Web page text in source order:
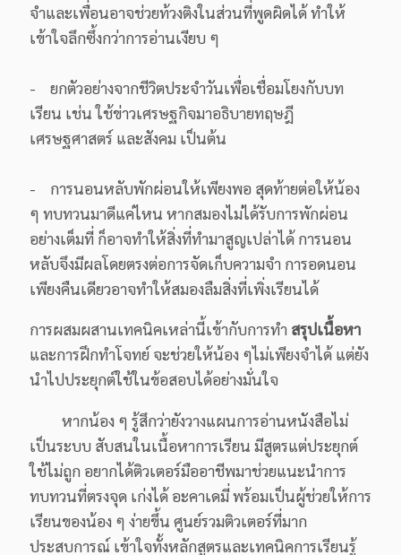
จำและเพื่อนอาจช่วยท้วงติงในส่วนที่พูดผิดได้ ทำให้
เข้าใจลึกซึ้งกว่าการอ่านเงียบ ๆ
- ยกตัวอย่างจากชีวิตประจำวันเพื่อเชื่อมโยงกับบท
เรียน เช่น ใช้ข่าวเศรษฐกิจมาอธิบายทฤษฎี
เศรษฐศาสตร์ และสังคม เป็นต้น
- การนอนหลับพักผ่อนให้เพียงพอ สุดท้ายต่อให้น้อง
ๆ ทบทวนมาดีแค่ไหน หากสมองไม่ได้รับการพักผ่อน
อย่างเต็มที่ ก็อาจทำให้สิ่งที่ทำมาสูญเปล่าได้ การนอน
หลับจึงมีผลโดยตรงต่อการจัดเก็บความจำ การอดนอน
เพียงคืนเดียวอาจทำให้สมองลืมสิ่งที่เพิ่งเรียนได้
การผสมผสานเทคนิคเหล่านี้เข้ากับการทำ สรุปเนื้อหา
และการฝึกทำโจทย์ จะช่วยให้น้อง ๆไม่เพียงจำได้ แต่ยัง
นำไปประยุกต์ใช้ในข้อสอบได้อย่างมั่นใจ
หากน้อง ๆ รู้สึกว่ายังวางแผนการอ่านหนังสือไม่
เป็นระบบ สับสนในเนื้อหาการเรียน มีสูตรแต่ประยุกต์
ใช้ไม่ถูก อยากได้ติวเตอร์มืออาชีพมาช่วยแนะนำการ
ทบทวนที่ตรงจุด เก่งได้ อะคาเดมี่ พร้อมเป็นผู้ช่วยให้การ
เรียนของน้อง ๆ ง่ายขึ้น ศูนย์รวมติวเตอร์ที่มาก
ประสบการณ์ เข้าใจทั้งหลักสูตรและเทคนิคการเรียนรู้